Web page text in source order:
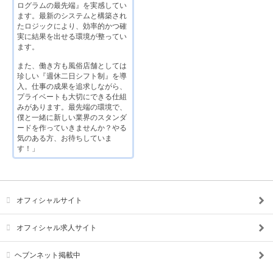
ログラムの最先端』を実感してい
ます。最新のシステムと構築され
たロジックにより、効率的かつ確
実に結果を出せる環境が整ってい
ます。
また、働き方も風俗店舗としては
珍しい『週休二日シフト制』を導
入。仕事の成果を追求しながら、
プライベートも大切にできる仕組
みがあります。最先端の環境で、
僕と一緒に新しい業界のスタンダ
ードを作っていきませんか？やる
気のある方、お待ちしていま
す！」
オフィシャルサイト
オフィシャル求人サイト
ヘブンネット掲載中